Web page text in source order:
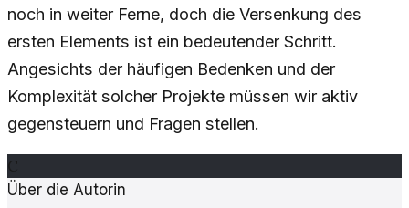
noch in weiter Ferne, doch die Versenkung des
ersten Elements ist ein bedeutender Schritt.
Angesichts der häufigen Bedenken und der
Komplexität solcher Projekte müssen wir aktiv
gegensteuern und Fragen stellen.
C
Über die Autorin